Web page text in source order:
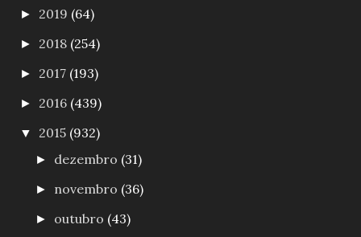
► 2019 (64)
► 2018 (254)
► 2017 (193)
► 2016 (439)
▼ 2015 (932)
► dezembro (31)
► novembro (36)
► outubro (43)